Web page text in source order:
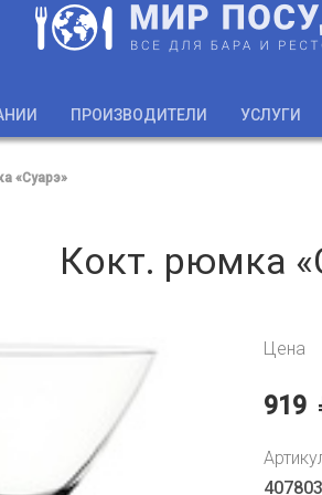
ПРОИЗВОДИТЕЛИ УСЛУГИ
«Суарэ»
Кокт. рюмка
Цена
919